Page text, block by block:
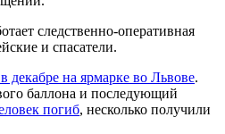
следственно-оперативная
и спасатели.
на ярмарке во Львове.
баллона и последующий
погиб, несколько получили